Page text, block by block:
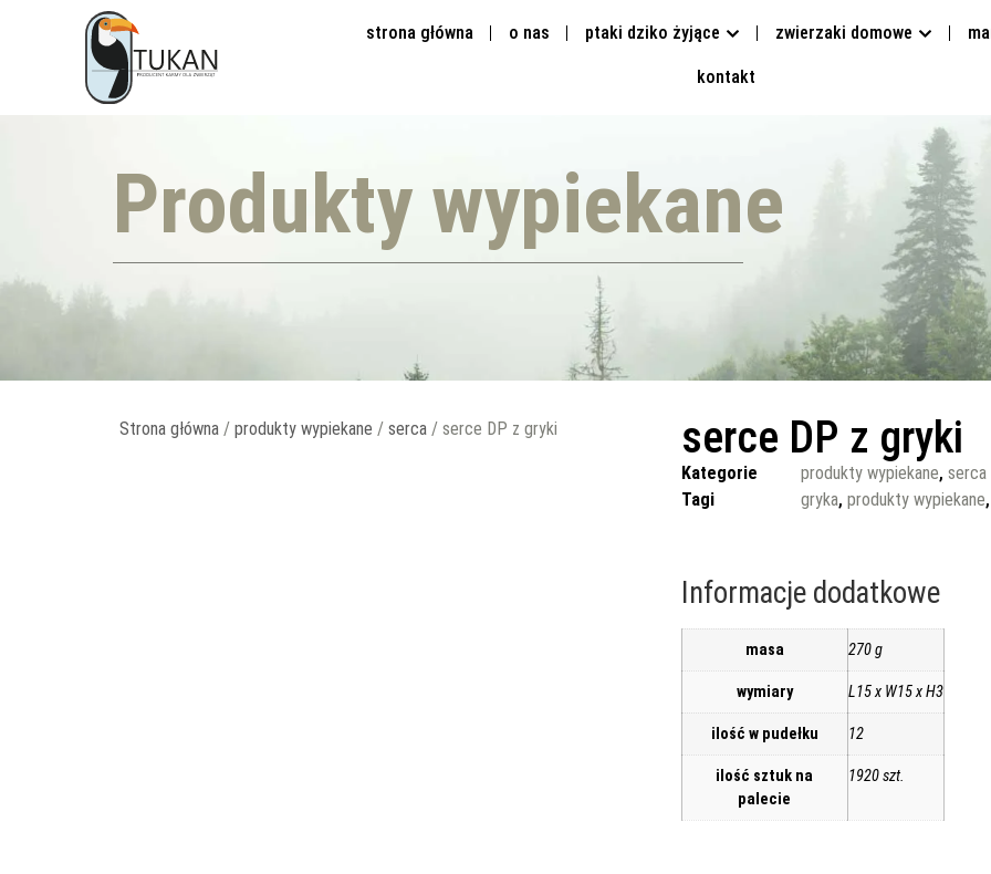
strona główna o nas ptaki dziko żyjące zwierzaki domowe
kontakt
Produkty wypiekane
Strona główna/ produkty wypiekane / serca/ serce DP z gryki serce DP z gryki
Kategorie produkty wypiekane, serca
Tagi
gryka, produkty wypiekane,
Informacje dodatkowe
masa 270 g
wymiary L15 x W15 x H3
ilość w pudełku 12
ilość sztuk na
palecie
1920 szt.